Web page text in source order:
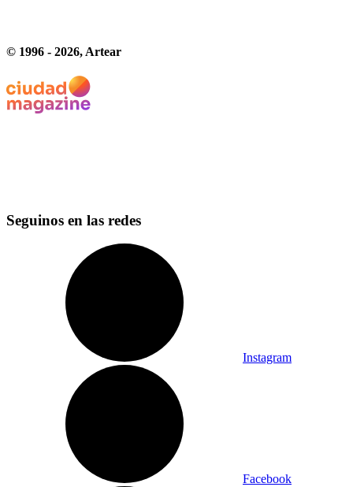
© 1996 - 2026, Artear
Seguinos en las redes
Instagram
Facebook